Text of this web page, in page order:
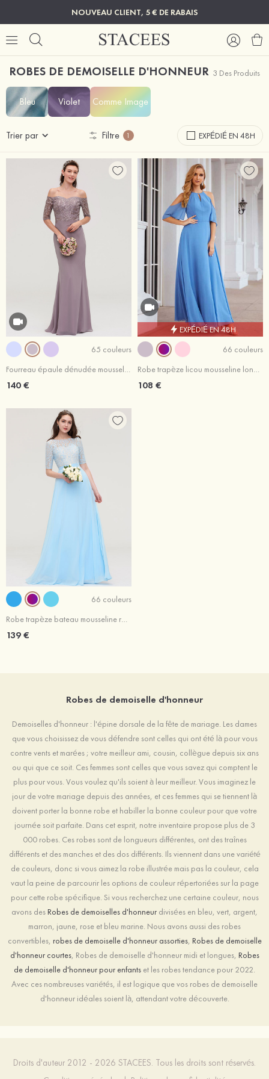
NOUVEAU CLIENT, 5 € DE RABAIS
ROBES DE DEMOISELLE D'HONNEUR 3 Des Produits
Bleu Violet Comme Image
Trier par Filtre 1 EXPÉDIÉ EN 48H
65 couleurs
Fourreau épaule dénudée mousseline longueur ras du sol robe de demoiselle d'honneur avec appliqué
140 €
EXPÉDIÉ EN 48H
66 couleurs
Robe trapèze licou mousseline longueur ras du sol robe de demoiselle d'honneur
108 €
66 couleurs
Robe trapèze bateau mousseline ras du sol robe de demoiselle d'honneur bleu ciel
139 €
Robes de demoiselle d'honneur
Demoiselles d'honneur : l'épine dorsale de la fête de mariage. Les dames
que vous choisissez de vous défendre sont celles qui ont été là pour vous
contre vents et marées ; votre meilleur ami, cousin, collègue depuis six ans
ou qui que ce soit. Ces femmes sont celles que vous savez qui comptent le
plus pour vous. Vous voulez qu'ils soient à leur meilleur. Vous imaginez le
jour de votre mariage depuis des années, et ces femmes qui se tiennent là
doivent porter la bonne robe et habiller la bonne couleur pour que votre
journée soit parfaite. Dans cet esprit, notre inventaire propose plus de 3
000 robes. Ces robes sont de longueurs différentes, ont des traînes
différents et des manches et des dos différents. Ils viennent dans une variété
de couleurs, donc si vous aimez la robe illustrée mais pas la couleur, cela
vaut la peine de parcourir les options de couleur répertoriées sur la page
pour cette robe spécifique. Si vous recherchez une certaine couleur, nous
avons des Robes de demoiselles d'honneur divisées en bleu, vert, argent,
marron, jaune, rose et bleu marine. Nous avons aussi des robes
convertibles, robes de demoiselle d'honneur assorties, Robes de demoiselle
d'honneur courtes, Robes de demoiselle d'honneur midi et longues, Robes
de demoiselle d'honneur pour enfants et les robes tendance pour 2022.
Avec ces nombreuses variétés, il est logique que vos robes de demoiselle
d'honneur idéales soient là, attendant votre découverte.
Droits d'auteur 2012 - 2026 STACEES. Tous les droits sont réservés.